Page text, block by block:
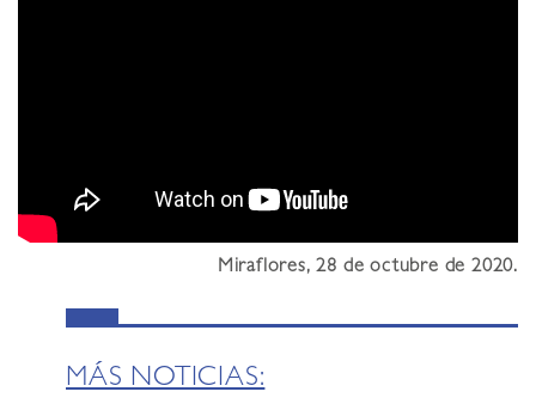
Miraflores, 28 de octubre de 2020.
MÁS NOTICIAS: